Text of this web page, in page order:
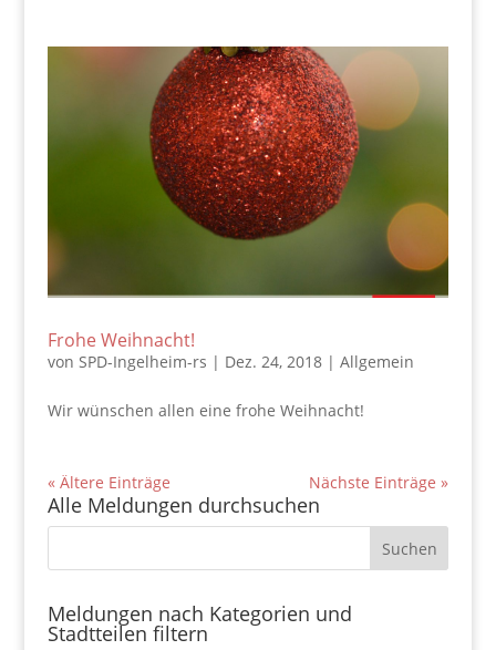
Frohe Weihnacht!
von SPD-Ingelheim-rs | Dez. 24, 2018| Allgemein
Wir wünschen allen eine frohe Weihnacht!
« Ältere Einträge Nächste Einträge »
Alle Meldungen durchsuchen
Meldungen nach Kategorien und
Stadtteilen filtern